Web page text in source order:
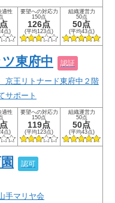
適性
点)
要望への対応力
150点
126点
(平均123点)
組織運営力
50点
50点
(平均43点)
東府中 認証
王リトナード東府中２階
サポート
適性
点)
要望への対応力
150点
119点
(平均123点)
組織運営力
50点
50点
(平均43点)
認可
手マリヤ会